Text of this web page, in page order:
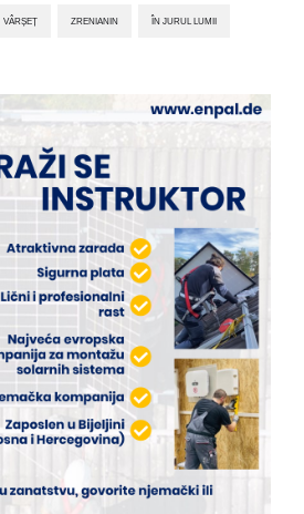
VÂRȘEȚ ZRENIANIN ÎN JURUL LUMII